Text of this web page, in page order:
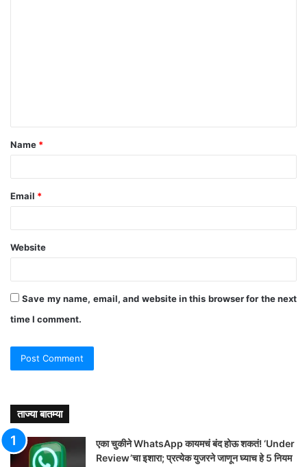
t
*
Name *
Email *
Website
Save my name, email, and website in this browser for the next
time I comment.
ताज्या बातम्या
एका चुकीने WhatsApp कायमचं बंद होऊ शकतं! ‘Under
Review’चा इशारा; प्रत्येक युजरने जाणून घ्याच हे 5 नियम